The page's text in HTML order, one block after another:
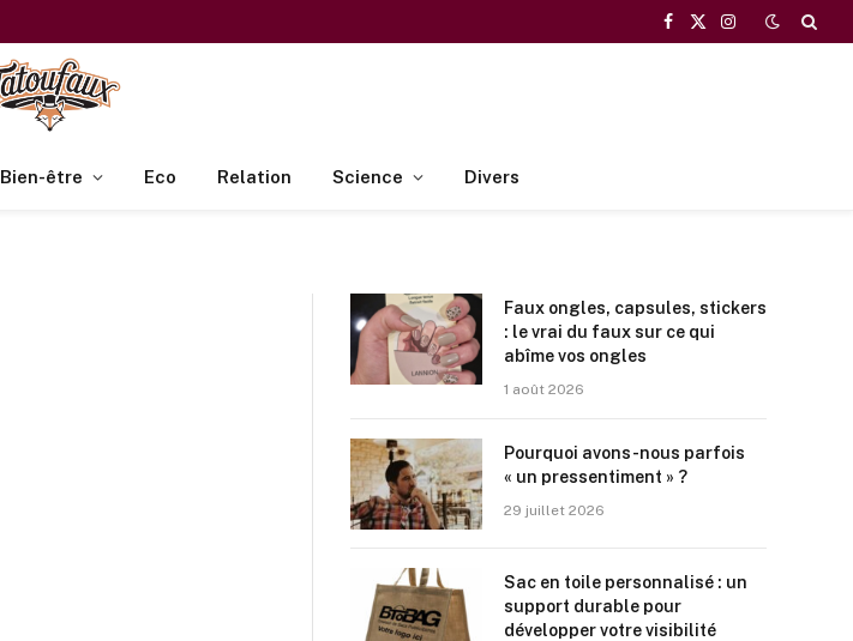
Facebook
X
Instagram
Bien-être Eco Relation Science Divers
Faux ongles, capsules, stickers
: le vrai du faux sur ce qui
abîme vos ongles
1 août 2026
Pourquoi avons-nous parfois
« un pressentiment » ?
29 juillet 2026
Sac en toile personnalisé : un
support durable pour
développer votre visibilité